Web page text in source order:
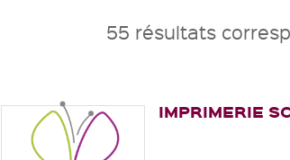
55 résultats
IMPRIMERIE